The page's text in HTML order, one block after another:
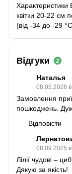
Характеристики
квітки 20-22 см
(від -34 до -29
Відгуки 2
Наталья
08.05.2026
Замовлення
пошкоджень.
Відповісти
08.09.2025
Лілії чудові –
Дякую за якість!